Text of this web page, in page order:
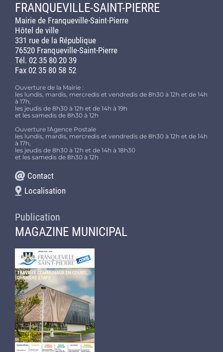
FRANQUEVILLE-SAINT-PIERRE
Mairie de Franqueville-Saint-Pierre
Hôtel de ville
331 rue de la République
76520 Franqueville-Saint-Pierre
Tél. 02 35 80 20 39
Fax 02 35 80 58 52
Ouverture de la Mairie :
les lundis, mardis, mercredis et vendredis de 8h30 à 12h et de 14h
à 17h,
les jeudis de 8h30 à 12h et de 14h à 19h
et les samedis de 8h30 à 12h
Ouverture l'Agence Postale
les lundis, mardis, mercredis et vendredis de 8h30 à 12h et de 14h
à 17h,
les jeudis de 8h30 à 12h et de 14h à 18h30
et les samedis de 8h30 à 12h
Contact
Localisation
Publication
MAGAZINE MUNICIPAL